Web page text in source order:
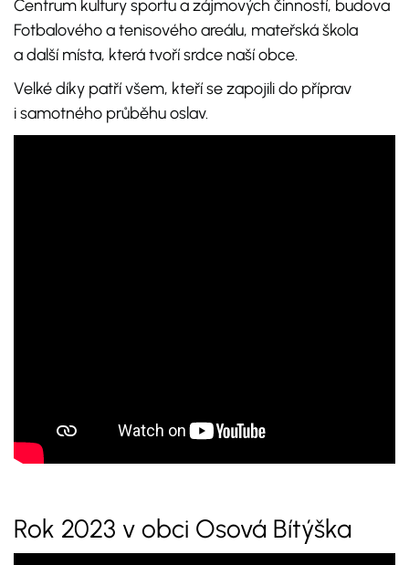
Centrum kultury sportu a zájmových činností, budova
Fotbalového a tenisového areálu, mateřská škola
a další místa, která tvoří srdce naší obce.
Velké díky patří všem, kteří se zapojili do příprav
i samotného průběhu oslav.
Rok 2023 v obci Osová Bítýška